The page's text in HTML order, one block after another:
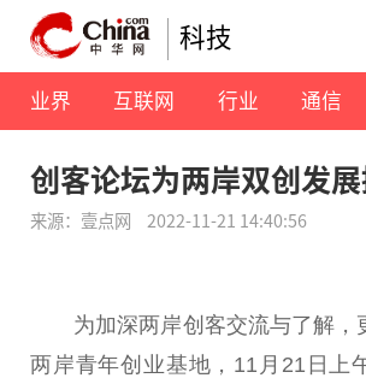
科技
业界 互联网 行业 通信
创客论坛为两岸双创发
来源：壹点网 2022-11-21 14:40:56
为加深两岸创客交流与了解，
两岸青年创业基地，11月21日上